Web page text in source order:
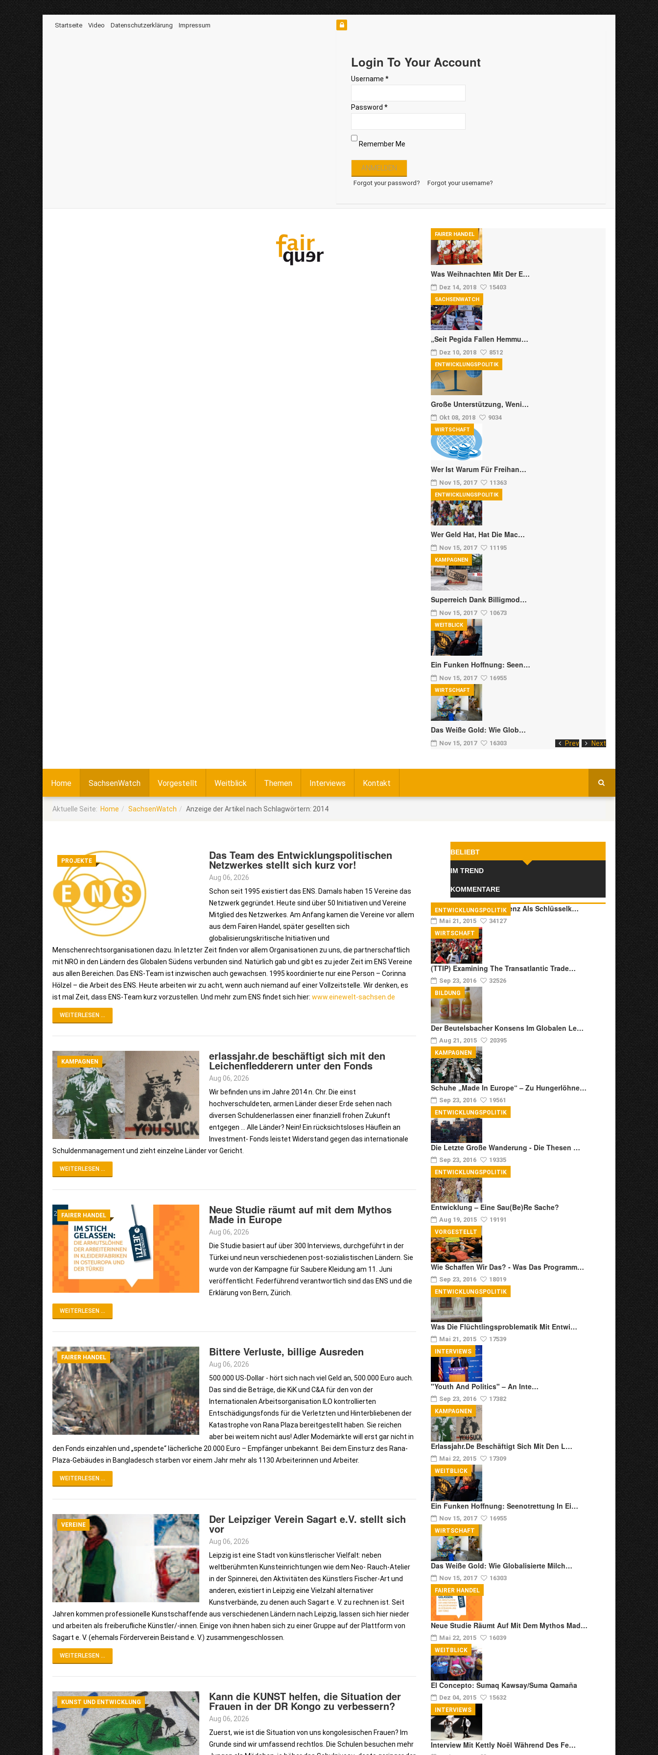
Startseite Video Datenschutzerklärung Impressum
Login To Your Account
Username *
Password *
Remember Me
Forgot your password? Forgot your username?
Prev Next
Was Weihnachten Mit Der E…
Dez 14, 2018 15403
FAIRER HANDEL
„Seit Pegida Fallen Hemmu…
Dez 10, 2018 8512
SACHSENWATCH
Große Unterstützung, Weni…
Okt 08, 2018 9034
ENTWICKLUNGSPOLITIK
Wer Ist Warum Für Freihan…
Nov 15, 2017 11363
WIRTSCHAFT
Wer Geld Hat, Hat Die Mac…
Nov 15, 2017 11195
ENTWICKLUNGSPOLITIK
Superreich Dank Billigmod…
Nov 15, 2017 10673
KAMPAGNEN
Ein Funken Hoffnung: Seen…
Nov 15, 2017 16955
WEITBLICK
Das Weiße Gold: Wie Glob…
Nov 15, 2017 16303
WIRTSCHAFT
Home SachsenWatch Vorgestellt Weitblick Themen Interviews Kontakt
Aktuelle Seite: Home SachsenWatch Anzeige der Artikel nach Schlagwörtern: 2014
PROJEKTE Das Team des Entwicklungspolitischen
Netzwerkes stellt sich kurz vor!
Aug 06, 2026
Schon seit 1995 existiert das ENS. Damals haben 15 Vereine das
Netzwerk gegründet. Heute sind über 50 Initiativen und Vereine
Mitglied des Netzwerkes. Am Anfang kamen die Vereine vor allem
aus dem Fairen Handel, später gesellten sich
globalisierungskritische Initiativen und
Menschenrechtsorganisationen dazu. In letzter Zeit finden vor allem Organisationen zu uns, die partnerschaftlich
mit NRO in den Ländern des Globalen Südens verbunden sind. Natürlich gab und gibt es zu jeder Zeit im ENS Vereine
aus allen Bereichen. Das ENS-Team ist inzwischen auch gewachsen. 1995 koordinierte nur eine Person – Corinna
Hölzel – die Arbeit des ENS. Heute arbeiten wir zu acht, wenn auch niemand auf einer Vollzeitstelle. Wir denken, es
ist mal Zeit, dass ENS-Team kurz vorzustellen. Und mehr zum ENS findet sich hier: www.einewelt-sachsen.de
WEITERLESEN ...
KAMPAGNEN erlassjahr.de beschäftigt sich mit den
Leichenfledderern unter den Fonds
Aug 06, 2026
Wir befinden uns im Jahre 2014 n. Chr. Die einst
hochverschuldeten, armen Länder dieser Erde sehen nach
diversen Schuldenerlassen einer finanziell frohen Zukunft
entgegen ... Alle Länder? Nein! Ein rücksichtsloses Häuflein an
Investment- Fonds leistet Widerstand gegen das internationale
Schuldenmanagement und zieht einzelne Länder vor Gericht.
WEITERLESEN ...
FAIRER HANDEL Neue Studie räumt auf mit dem Mythos
Made in Europe
Aug 06, 2026
Die Studie basiert auf über 300 Interviews, durchgeführt in der
Türkei und neun verschiedenen post-sozialistischen Ländern. Sie
wurde von der Kampagne für Saubere Kleidung am 11. Juni
veröffentlicht. Federführend verantwortlich sind das ENS und die
Erklärung von Bern, Zürich.
WEITERLESEN ...
FAIRER HANDEL Bittere Verluste, billige Ausreden
Aug 06, 2026
500.000 US-Dollar - hört sich nach viel Geld an, 500.000 Euro auch.
Das sind die Beträge, die KiK und C&A für den von der
Internationalen Arbeitsorganisation ILO kontrollierten
Entschädigungsfonds für die Verletzten und Hinterbliebenen der
Katastrophe von Rana Plaza bereitgestellt haben. Sie reichen
aber bei weitem nicht aus! Adler Modemärkte will erst gar nicht in
den Fonds einzahlen und „spendete“ lächerliche 20.000 Euro – Empfänger unbekannt. Bei dem Einsturz des Rana-
Plaza-Gebäudes in Bangladesch starben vor einem Jahr mehr als 1130 Arbeiterinnen und Arbeiter.
WEITERLESEN ...
VEREINE Der Leipziger Verein Sagart e.V. stellt sich
vor
Aug 06, 2026
Leipzig ist eine Stadt von künstlerischer Vielfalt: neben
weltberühmten Kunsteinrichtungen wie dem Neo- Rauch-Atelier
in der Spinnerei, den Aktivitäten des Künstlers Fischer-Art und
anderen, existiert in Leipzig eine Vielzahl alternativer
Kunstverbände, zu denen auch Sagart e. V. zu rechnen ist. Seit
Jahren kommen professionelle Kunstschaffende aus verschiedenen Ländern nach Leipzig, lassen sich hier nieder
und arbeiten als freiberufliche Künstler/-innen. Einige von ihnen haben sich zu einer Gruppe auf der Plattform von
Sagart e. V. (ehemals Förderverein Beistand e. V.) zusammengeschlossen.
WEITERLESEN ...
KUNST UND ENTWICKLUNG Kann die KUNST helfen, die Situation der
Frauen in der DR Kongo zu verbessern?
Aug 06, 2026
Zuerst, wie ist die Situation von uns kongolesischen Frauen? Im
Grunde sind wir umfassend rechtlos. Die Schulen besuchen mehr
BELIEBT
IM TREND
KOMMENTARE
Transkulturelle Kompetenz Als Schlüsselk…
Mai 21, 2015 34127
ENTWICKLUNGSPOLITIK
(TTIP) Examining The Transatlantic Trade…
Sep 23, 2016 32526
WIRTSCHAFT
Der Beutelsbacher Konsens Im Globalen Le…
Aug 21, 2015 20395
BILDUNG
Schuhe „Made In Europe“ – Zu Hungerlöhne…
Sep 23, 2016 19561
KAMPAGNEN
Die Letzte Große Wanderung - Die Thesen …
Sep 23, 2016 19335
ENTWICKLUNGSPOLITIK
Entwicklung – Eine Sau(be)re Sache?
Aug 19, 2015 19191
ENTWICKLUNGSPOLITIK
Wie Schaffen Wir Das? - Was Das Programm…
Sep 23, 2016 18019
VORGESTELLT
Was Die Flüchtlingsproblematik Mit Entwi…
Mai 21, 2015 17539
ENTWICKLUNGSPOLITIK
"Youth And Politics" – An Inte…
Sep 23, 2016 17382
INTERVIEWS
Erlassjahr.de Beschäftigt Sich Mit Den L…
Mai 22, 2015 17309
KAMPAGNEN
Ein Funken Hoffnung: Seenotrettung In Ei…
Nov 15, 2017 16955
WEITBLICK
Das Weiße Gold: Wie Globalisierte Milch…
Nov 15, 2017 16303
WIRTSCHAFT
Neue Studie Räumt Auf Mit Dem Mythos Mad…
Mai 22, 2015 16039
FAIRER HANDEL
El Concepto: Sumaq Kawsay/Suma Qamaña
Dez 04, 2015 15632
WEITBLICK
Interview Mit Kettly Noël Während Des Fe…
INTERVIEWS